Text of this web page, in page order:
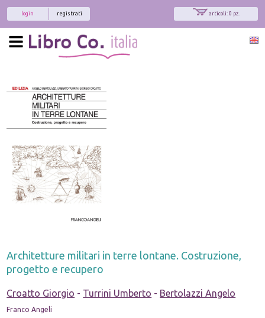
articoli: 0 pz.
registrati
login
Architetture militari in terre lontane. Costruzione,
progetto e recupero
Croatto Giorgio - Turrini Umberto - Bertolazzi Angelo
Franco Angeli